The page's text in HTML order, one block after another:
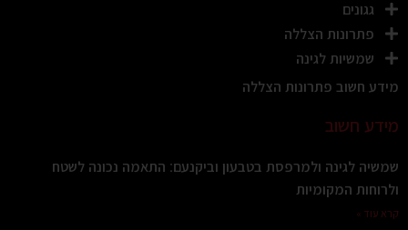
גגונים
פתרונות הצללה
שמשיות לגינה
מידע חשוב פתרונות הצללה
מידע חשוב
שמשיה לגינה ולמרפסת בטבעון וביקנעם: התאמה נכונה לשטח
ולרוחות המקומיות
קרא עוד »